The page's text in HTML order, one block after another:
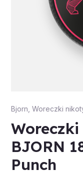
Bjorn Woreczki
BJORN
Punch